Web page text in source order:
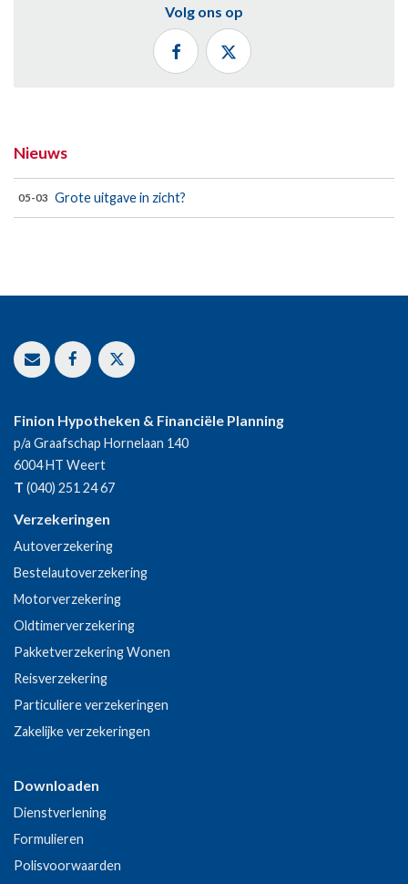
Volg ons op
Nieuws
05-03 Grote uitgave in zicht?
Finion Hypotheken & Financiële Planning
p/a Graafschap Hornelaan 140
6004 HT Weert
T (040) 251 24 67
Verzekeringen
Autoverzekering
Bestelautoverzekering
Motorverzekering
Oldtimerverzekering
Pakketverzekering Wonen
Reisverzekering
Particuliere verzekeringen
Zakelijke verzekeringen
Downloaden
Dienstverlening
Formulieren
Polisvoorwaarden